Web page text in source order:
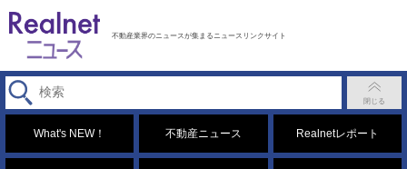
不動産業界のニュースが集まるニュースリンクサイト
What's NEW！ 不動産ニュース Realnetレポート